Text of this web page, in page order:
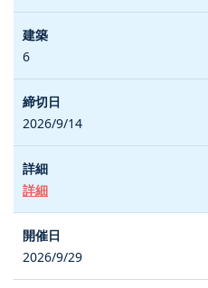
6
2026/9/14
詳細
2026/9/29